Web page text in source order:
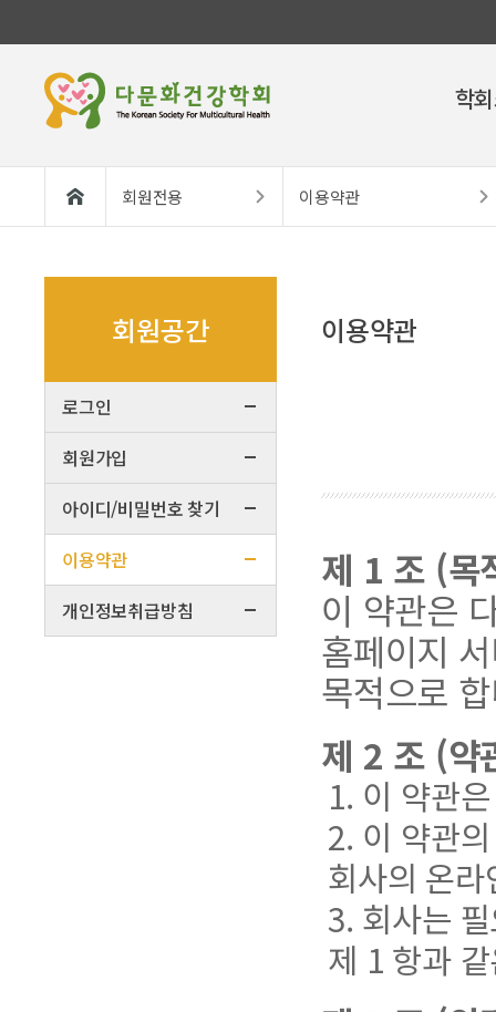
학
회원전용 이용약관
회원공간
로그인
회원가입
아이디/비밀번호 찾기
이용약관
개인정보취급방침
이용약관
제 1 조 (목
이 약관은
홈페이지
목적으로
제 2 조 (약
1. 이 약관
2. 이 약관
회사의 온
3. 회사는
제 1 항과